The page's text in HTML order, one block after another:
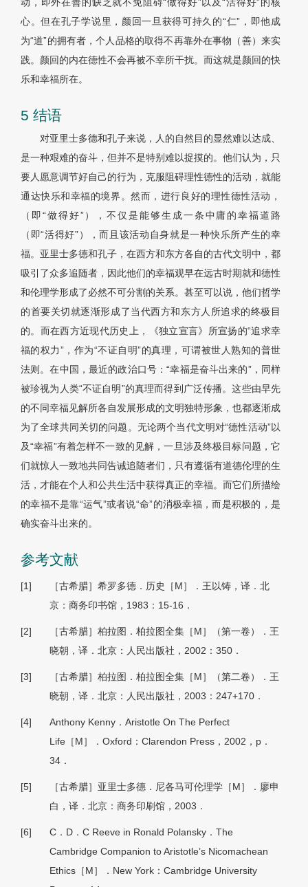
动，即外在善的缺乏就不免阻碍“做得好”以及“活得好”的核
心。但在孔子学说里，颜回一旦获得可持久的“仁”，即他成
为“道”的拥有者，个人品格的取得不再靠外在事物（善）来实
践。颜回的内在德性不会再被不幸所干扰。而这就是颜回的快
乐和幸福所在。
5 结语
对亚里士多德和孔子来说，人的自然目的显然难以达成、
是一种艰难的奋斗，但并不是特别难以捉摸的。他们认为，只
要人愿意调节好自己的行为，克服阻碍理性德性的活动，就能
通达快乐和幸福的境界。然而，进行良好的理性德性活动，
（即“做得好”），不仅是能够生成一条中庸的幸福道路
（即“活得好”），而且该活动自身就是一种快乐所产生的幸
福。亚里士多德和孔子，在西方和东方各自的古代文明中，都
吸引了众多追随者，因此他们的幸福观早在远古时期就和德性
和伦理学形成了必然不可分割的关系。甚至可以说，他们哲学
的首要关切就逐渐形成了当代西方和东方人所追求的终极目
的。而在西方近现代历史上，《独立宣言》所宣扬的“追求幸
福的权力”，作为“不证自明”的真理，可谓被世人熟知的普世
法则。在中国，最近的政治口号：“幸福是奋斗出来的”，同样
被珍视为人类“不证自明”的真理而得到广泛传播。这些由早先
的不同幸福见解所各自发展形成的文明独特形象，也都逐渐成
为了全球共同关切的问题。无论两个当代文明对“德性活动”以
及“幸福”有着怎样不一致的见解，一旦涉及终极目标问题，它
们就惊人一致地共同告诫追随者们，只有遵循有道德伦理的生
活，才能在个人和公共生活中获得真正的幸福。而它们所描绘
的幸福不是靠“运气”或者说“命”的消极幸福，而是积极的，是
确实奋斗出来的。
参考文献
[1]
［古希腊］希罗多德．历史［M］．王以铸，译．北
京：商务印书馆，1983：15-16．
[2]
［古希腊］柏拉图．柏拉图全集［M］（第一卷）．王
晓朝，译．北京：人民出版社，2002：350．
[3]
［古希腊］柏拉图．柏拉图全集［M］（第二卷）．王
晓朝，译．北京：人民出版社，2003：247+170．
[4]
Anthony Kenny．Aristotle On The Perfect
Life［M］．Oxford：Clarendon Press，2002，p．
34．
[5]
［古希腊］亚里士多德．尼各马可伦理学［M］．廖申
白，译．北京：商务印刷馆，2003．
[6]
C．D．C Reeve in Ronald Polansky．The
Cambridge Companion to Aristotle’s Nicomachean
Ethics［M］．New York：Cambridge University